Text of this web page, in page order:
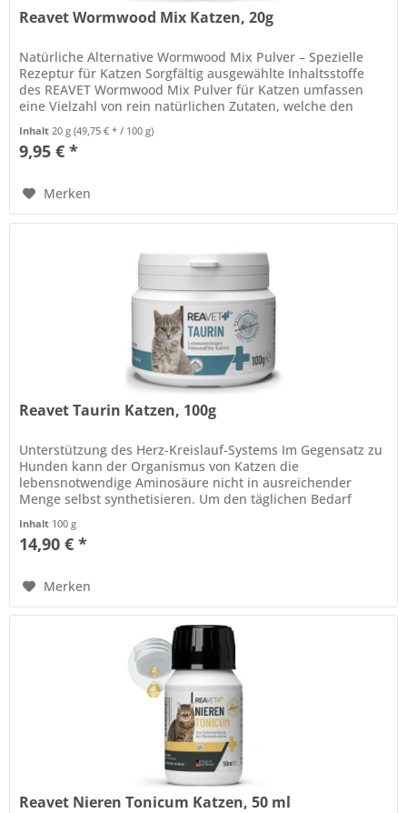
Reavet Wormwood Mix Katzen, 20g
Natürliche Alternative Wormwood Mix Pulver – Spezielle
Rezeptur für Katzen Sorgfältig ausgewählte Inhaltsstoffe
des REAVET Wormwood Mix Pulver für Katzen umfassen
eine Vielzahl von rein natürlichen Zutaten, welche den
Inhalt 20 g(49,75 € * / 100 g)
9,95 € *
Merken
Reavet Taurin Katzen, 100g
Unterstützung des Herz-Kreislauf-Systems Im Gegensatz zu
Hunden kann der Organismus von Katzen die
lebensnotwendige Aminosäure nicht in ausreichender
Menge selbst synthetisieren. Um den täglichen Bedarf
Inhalt 100 g
14,90 € *
Merken
Reavet Nieren Tonicum Katzen, 50 ml